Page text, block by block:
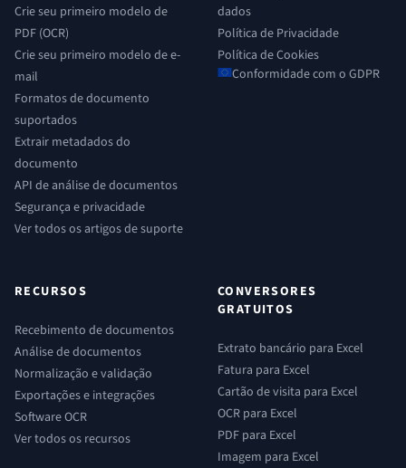
Crie seu primeiro modelo de
PDF (OCR)
Crie seu primeiro modelo de e-
mail
Formatos de documento
suportados
Extrair metadados do
documento
API de análise de documentos
Segurança e privacidade
Ver todos os artigos de suporte
dados
Política de Privacidade
Política de Cookies
Conformidade com o GDPR
RECURSOS
Recebimento de documentos
Análise de documentos
Normalização e validação
Exportações e integrações
Software OCR
Ver todos os recursos
CONVERSORES
GRATUITOS
Extrato bancário para Excel
Fatura para Excel
Cartão de visita para Excel
OCR para Excel
PDF para Excel
Imagem para Excel